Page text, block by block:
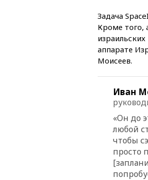
Задача
Кроме того,
аппарате
Моисеев.
Иван
«Он до
любой
чтобы
просто